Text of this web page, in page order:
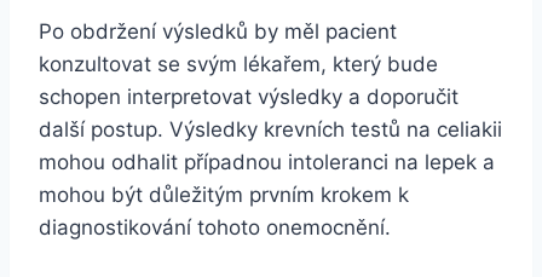
Po obdržení výsledků by měl pacient
konzultovat se svým lékařem, který bude
schopen interpretovat výsledky a doporučit
další postup. Výsledky krevních testů na celiakii
mohou odhalit případnou intoleranci na lepek a
mohou být důležitým prvním krokem k
diagnostikování tohoto onemocnění.